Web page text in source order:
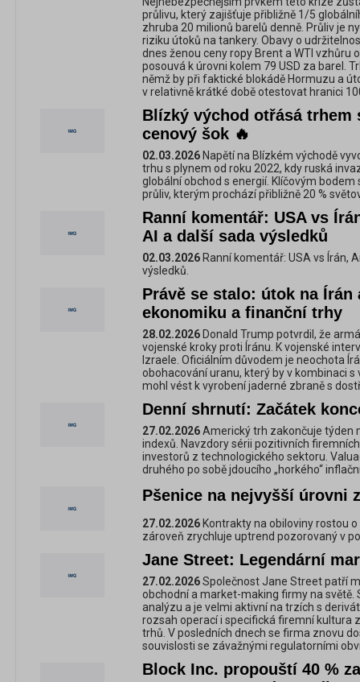
průlivu, který zajišťuje přibližně 1/5
zhruba 20 milionů barelů denně. Průliv je
riziku útoků na tankery. Obavy o
dnes ženou ceny ropy Brent a WTI vzhůru
posouvá k úrovni kolem 79 USD za barel.
němž by při faktické blokádě Hormuzu a
v relativně krátké době otestovat hranici
Blízký východ otřásá trhem
cenový šok 🔥
02.03.2026 Napětí na Blízkém východě
trhu s plynem od roku 2022, kdy ruská
globální obchod s energií. Klíčovým
průliv, kterým prochází přibližně 20 %
Ranní komentář: USA vs
AI a další sada výsledků
02.03.2026 Ranní komentář: USA vs Írán,
výsledků.
Právě se stalo: útok na Írán
ekonomiku a finanční trhy
28.02.2026 Donald Trump potvrdil, že
vojenské kroky proti Íránu. K vojenské
Izraele. Oficiálním důvodem je neochota
obohacování uranu, který by v kombinaci
mohl vést k vyrobení jaderné zbraně s
Denní shrnutí: Začátek
27.02.2026Americký trh zakončuje týden
indexů. Navzdory sérii pozitivních
investorů z technologického sektoru.
druhého po sobě jdoucího „horkého“
Pšenice na nejvyšší úrovni
27.02.2026 Kontrakty na obiloviny rostou
zároveň zrychluje uptrend pozorovaný v
Jane Street: Legendární
27.02.2026Společnost Jane Street patří
obchodní a market-making firmy na světě.
analýzu a je velmi aktivní na trzích s
rozsah operací i specifická firemní kultura
trhů. V posledních dnech se firma znovu
souvislosti se závažnými regulatorními
Block Inc. propouští 40 %